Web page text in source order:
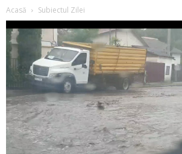
Acasă Subiectul Zilei